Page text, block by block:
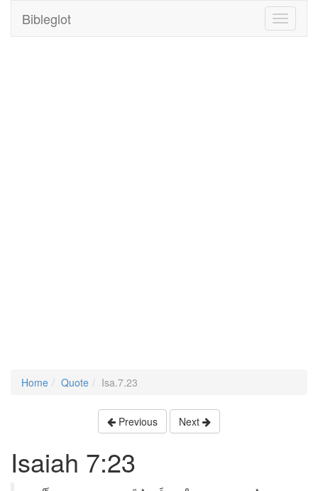
Toggle
Bibleglot
Home Quote Isa.7.23
Previous Next
Isaiah 7:23